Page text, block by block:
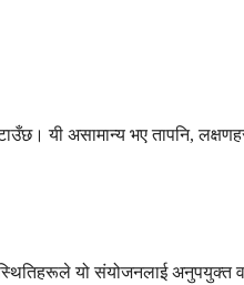
यी असामान्य भए तापनि,
यो संयोजनलाई अनुपयुक्त